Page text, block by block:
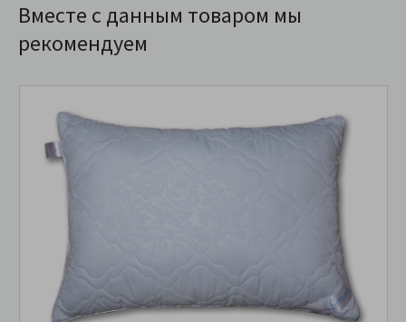
Вместе с данным товаром мы
рекомендуем